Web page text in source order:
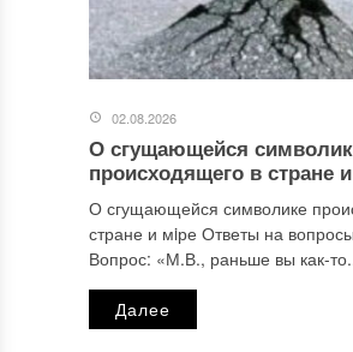
02.08.2026
О сгущающейся
происходящего в стране
О сгущающейся символике
стране и мiре Ответы на
Вопрос: «М.В., раньше вы как-
Далее